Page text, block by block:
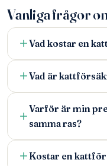
Vanliga frågor
Vad kostar en
Vad är
Varför är min
samma ras?
Kostar en